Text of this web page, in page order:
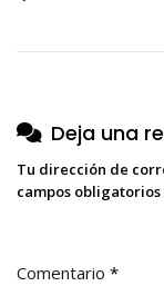
entradas
Deja una
Tu dirección de
campos
Comentario *